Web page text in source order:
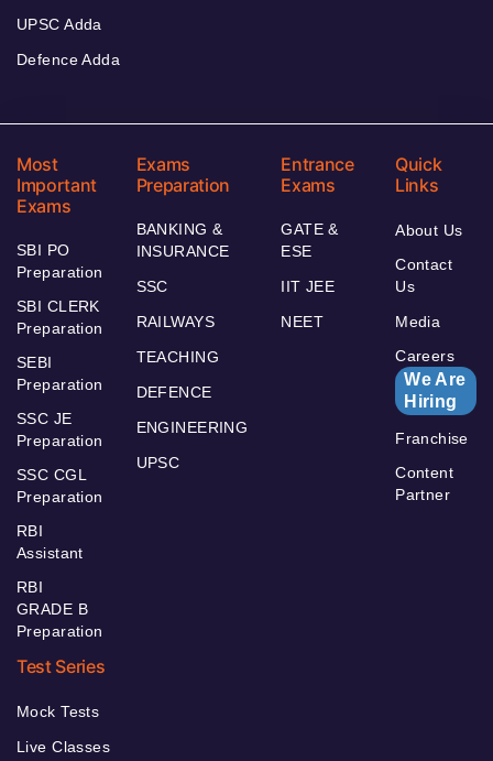
UPSC Adda
Defence Adda
Most
Important
Exams
SBI PO
Preparation
SBI CLERK
Preparation
SEBI
Preparation
SSC JE
Preparation
SSC CGL
Preparation
RBI
Assistant
RBI
GRADE B
Preparation
Exams
Preparation
BANKING &
INSURANCE
SSC
RAILWAYS
TEACHING
DEFENCE
ENGINEERING
UPSC
Entrance
Exams
GATE &
ESE
IIT JEE
NEET
Quick
Links
About Us
Contact
Us
Media
Careers
We Are
Hiring
Franchise
Content
Partner
Test Series
Mock Tests
Live Classes